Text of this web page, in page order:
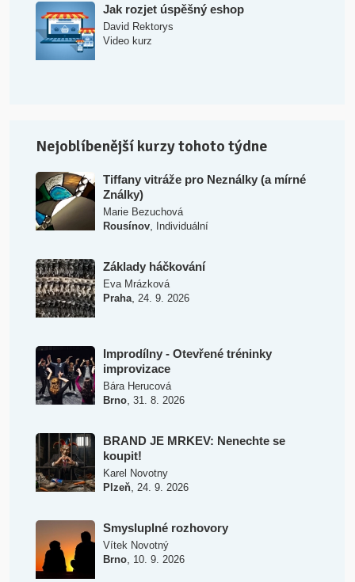
Jak rozjet úspěšný eshop
David Rektorys
Video kurz
Nejoblíbenější kurzy tohoto týdne
Tiffany vitráže pro Neználky (a mírné
Ználky)
Marie Bezuchová
Rousínov, Individuální
Základy háčkování
Eva Mrázková
Praha, 24. 9. 2026
Improdílny - Otevřené tréninky
improvizace
Bára Herucová
Brno, 31. 8. 2026
BRAND JE MRKEV: Nenechte se
koupit!
Karel Novotny
Plzeň, 24. 9. 2026
Smysluplné rozhovory
Vítek Novotný
Brno, 10. 9. 2026